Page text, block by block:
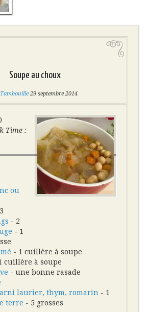
Soupe au choux
Tambouille 29 septembre 2014
Time :
ou
- 2
- 1
- 1 cuillère à soupe
cuillère à soupe
- une bonne rasade
laurier, thym, romarin - 1
terre - 5 grosses